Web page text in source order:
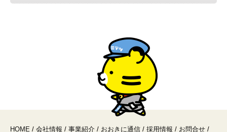
HOME / 会社情報 / 事業紹介 / おおきに通信 / 採用情報 / お問合せ /